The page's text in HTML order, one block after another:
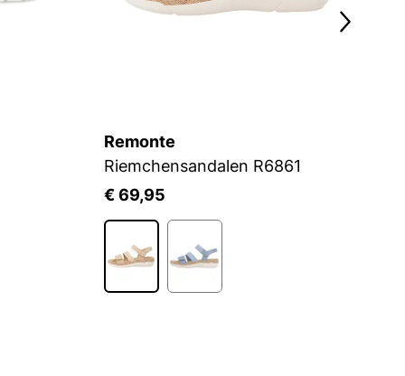
Remonte
Riemchensandalen R6861
€ 69,95